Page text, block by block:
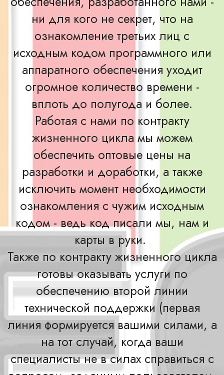
ни для кого не секрет, что на
ознакомление третьих лиц с
исходным кодом программного или
аппаратного обеспечения уходит
огромное количество времени -
вплоть до полугода и более.
Работая с нами по контракту
жизненного цикла мы можем
обеспечить оптовые цены на
разработки и доработки, а также
исключить момент необходимости
ознакомления с чужим исходным
кодом - ведь код писали мы, нам и
карты в руки.
Также по контракту жизненного цикла
готовы оказывать услуги по
обеспечению второй линии
технической поддержки (первая
линия формируется вашими силами, а
на тот случай, когда ваши
специалисты не в силах справиться с